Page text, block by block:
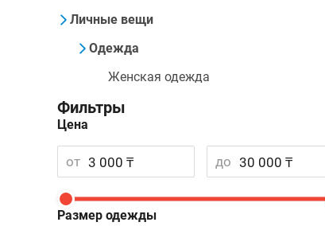
Личные вещи
Одежда
Женская одежда
Фильтры
Цена
от до
Размер одежды